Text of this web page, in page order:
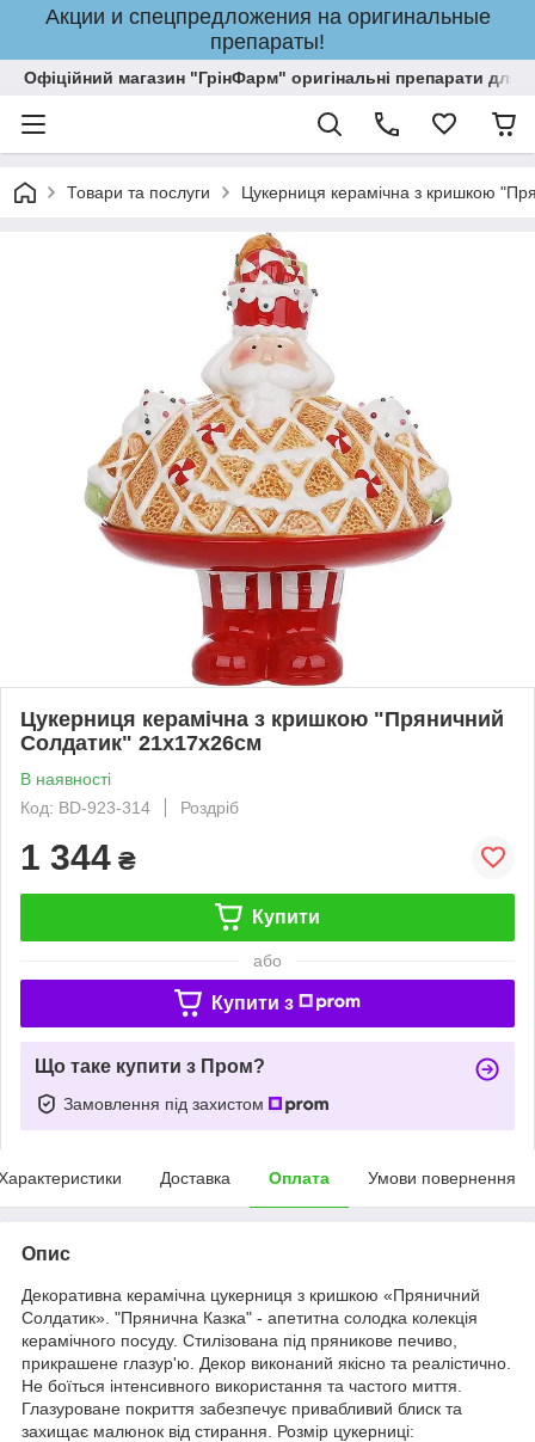
Акции и спецпредложения на оригинальные
препараты!
Офіційний магазин "ГрінФарм" оригінальні препарати для
Товари та послуги Цукерниця керамічна з кришкою
Цукерниця керамічна з кришкою "Пряничний
Солдатик" 21х17х26см
В наявності
Код: BD-923-314
Роздріб
1 344 ₴
Купити
або
Купити з
Що таке купити з Пром?
Замовлення під захистом
Доставка Оплата Умови повернення
Опис
Декоративна керамічна цукерниця з кришкою «Пряничний
Солдатик». "Прянична Казка" - апетитна солодка колекція
керамічного посуду. Стилізована під пряникове печиво,
прикрашене глазур'ю. Декор виконаний якісно та реалістично.
Не боїться інтенсивного використання та частого миття.
Глазуроване покриття забезпечує привабливий блиск та
захищає малюнок від стирання. Розмір цукерниці: